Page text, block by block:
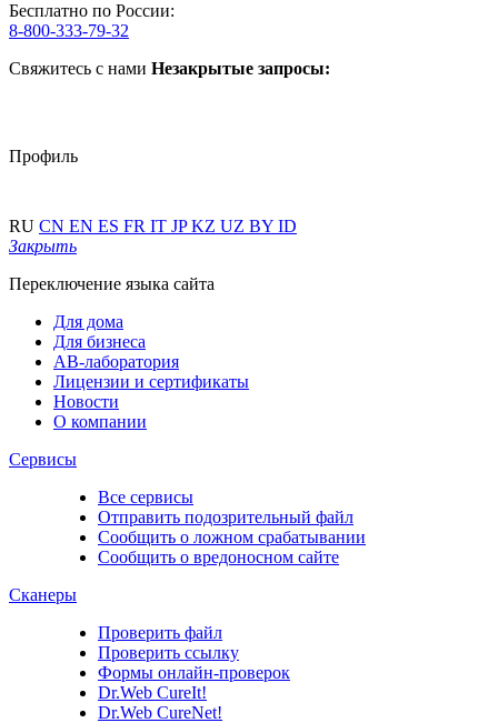
Бесплатно по России:
8-800-333-79-32
Свяжитесь с нами Незакрытые запросы:
Профиль
RU CN EN ES FR IT JPKZ UZ BY ID
Закрыть
Переключение языка сайта
Для дома
Для бизнеса
АВ-лаборатория
Лицензии и сертификаты
Новости
О компании
Сервисы
Все сервисы
Отправить подозрительный файл
Сообщить о ложном срабатывании
Сообщить о вредоносном сайте
Сканеры
Проверить файл
Проверить ссылку
Формы онлайн-проверок
Dr.Web CureIt!
Dr.Web CureNet!